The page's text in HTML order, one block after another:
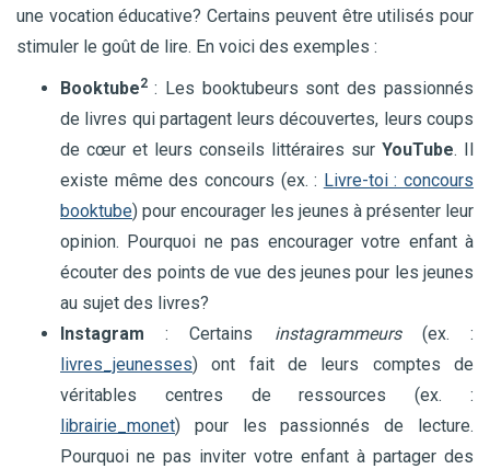
une vocation éducative? Certains peuvent être utilisés pour
stimuler le goût de lire. En voici des exemples :
Booktube2 : Les booktubeurs sont des passionnés
de livres qui partagent leurs découvertes, leurs coups
de cœur et leurs conseils littéraires sur YouTube. Il
existe même des concours (ex. : Livre-toi : concours
booktube) pour encourager les jeunes à présenter leur
opinion. Pourquoi ne pas encourager votre enfant à
écouter des points de vue des jeunes pour les jeunes
au sujet des livres?
Instagram: Certains instagrammeurs(ex. :
livres_jeunesses) ont fait de leurs comptes de
véritables centres de ressources (ex. :
librairie_monet) pour les passionnés de lecture.
Pourquoi ne pas inviter votre enfant à partager des